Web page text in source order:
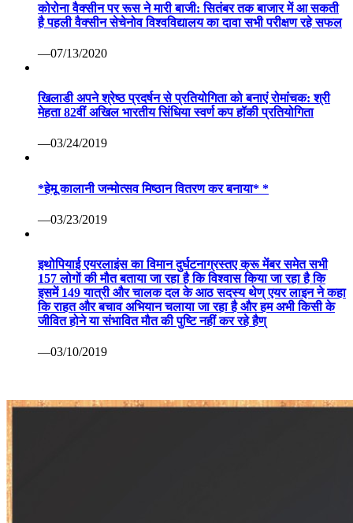
कोरोना वैक्सीन पर रूस ने मारी बाजी: सितंबर तक बाजार में आ सकती
है पहली वैक्सीन सेचेनोव विश्वविद्यालय का दावा सभी परीक्षण रहे सफल
—07/13/2020
खिलाडी अपने श्रेष्ठ प्रदर्षन से प्रतियोगिता को बनाएं रोमांचक: श्री
मेहता 82वीं अखिल भारतीय सिंधिया स्वर्ण कप हॉकी प्रतियोगिता
—03/24/2019
*हेमू कालानी जन्मोत्सव मिष्ठान वितरण कर बनाया* *
—03/23/2019
इथोपियाई एयरलाइंस का विमान दुर्घटनाग्रस्तए क्रू मेंबर समेत सभी
157 लोगों की मौत बताया जा रहा है कि विश्वास किया जा रहा है कि
इसमें 149 यात्री और चालक दल के आठ सदस्य थेण् एयर लाइन ने कहा
कि राहत और बचाव अभियान चलाया जा रहा है और हम अभी किसी के
जीवित होने या संभावित मौत की पुष्टि नहीं कर रहे हैण्
—03/10/2019